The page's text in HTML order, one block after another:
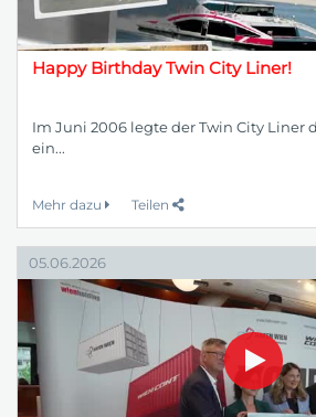
Happy Birthday Twin City Liner!
Im Juni 2006 legte der Twin City Liner
ein...
Mehr dazu Teilen
05.06.2026